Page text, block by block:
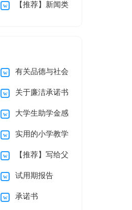
报告范文锦集5篇
【推荐】新闻类
有关品德与社会
教学总结汇编十篇
关于廉洁承诺书
汇编九篇大学生助学金感
谢信15篇实用的小学教学
计划二年级三篇
【推荐】写给父
母的感谢信三篇
试用期报告
承诺书